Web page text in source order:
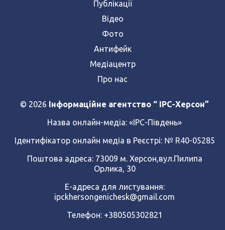
Публікації
Відео
Фото
Антифейк
Медіацентр
Про нас
© 2026 Інформаційне агентство “ IPC-Херсон”
Назва онлайн-медіа: «ІРС-Південь»
Ідентифікатор онлайн медіа в Реєстрі: № R40-05285
Поштова адреса: 73009 м. Херсон,вул.Пилипа
Орлика, 30
Е-адреса для листування:
ipckhersongenichesk@gmail.com
Телефон: +380505302821